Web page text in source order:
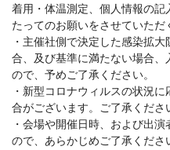
着用・体温測定、個人情報の
たってのお願いをさせていただ
・主催社側で決定した感染拡
合、及び基準に満たない場合
ので、予めご了承ください。
・新型コロナウィルスの状況
合がございます。ご了承くださ
・会場や開催日時、および出
ので、あらかじめご了承くださ